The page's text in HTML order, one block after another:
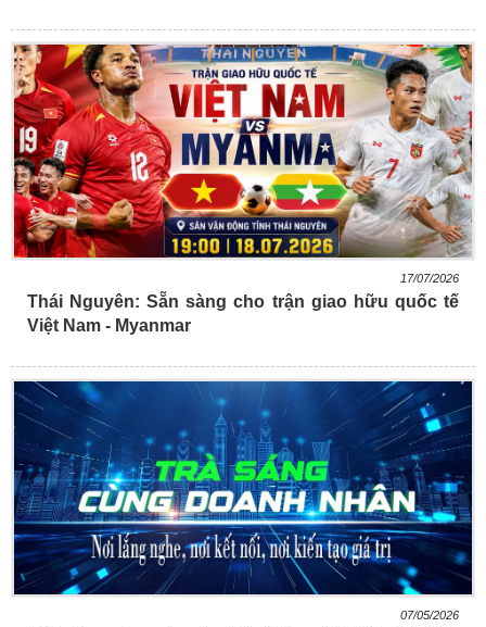
17/07/2026
Thái Nguyên: Sẵn sàng cho trận giao hữu quốc tế
Việt Nam - Myanmar
07/05/2026